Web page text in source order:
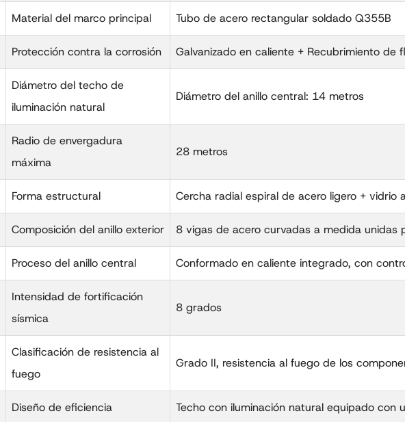
Material del marco principal Tubo de acero rectangular soldado Q355B
Protección contra la corrosión Galvanizado en caliente + Recubrimiento de
Diámetro del techo de
iluminación natural
Diámetro del anillo central: 14 metros
Radio de envergadura
máxima
28 metros
Forma estructural Cercha radial espiral de acero ligero +
Composición del anillo exterior 8 vigas de acero curvadas a medida unidas
Proceso del anillo central Conformado en caliente integrado, con
Intensidad de fortificación
sísmica
8 grados
Clasificación de resistencia al
fuego
Grado II, resistencia al fuego de los
Diseño de eficiencia Techo con iluminación natural equipado